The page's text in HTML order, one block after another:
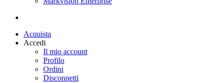
Acquista
Accedi
Il mio account
Profilo
Ordini
Disconnetti